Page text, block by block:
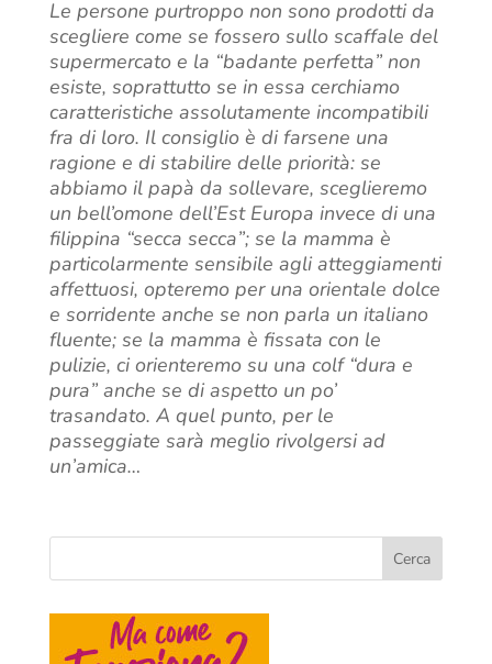
Le persone purtroppo non sono prodotti da
scegliere come se fossero sullo scaffale del
supermercato e la “badante perfetta” non
esiste, soprattutto se in essa cerchiamo
caratteristiche assolutamente incompatibili
fra di loro. Il consiglio è di farsene una
ragione e di stabilire delle priorità: se
abbiamo il papà da sollevare, sceglieremo
un bell’omone dell’Est Europa invece di una
filippina “secca secca”; se la mamma è
particolarmente sensibile agli atteggiamenti
affettuosi, opteremo per una orientale dolce
e sorridente anche se non parla un italiano
fluente; se la mamma è fissata con le
pulizie, ci orienteremo su una colf “dura e
pura” anche se di aspetto un po’
trasandato. A quel punto, per le
passeggiate sarà meglio rivolgersi ad
un’amica…